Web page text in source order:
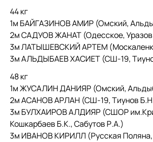
44 кг
1м БАЙГАЗИНОВ АМИР (Омский,
2м САДУОВ ЖАНАТ (Одесское,
3м ЛАТЫШЕВСКИЙ АРТЕМ
3м АЛЬДЫБАЕВ ХАСИЕТ (СШ-19,
48 кг
1м ЖУСАЛИН ДАНИЯР (Омский,
2м АСАНОВ АРЛАН (СШ-19, Тиунов
3м БУЛХАИРОВ АЛДИЯР (СШОР
Кошкарбаев Б.К., Сабутов Р.А.)
3м ИВАНОВ КИРИЛЛ (Русская Поляна,